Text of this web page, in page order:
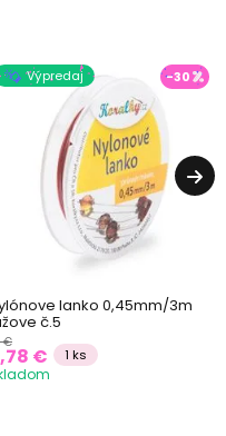
Výpredaj -30
lanko 0,45mm/3m
č.5
€
€ 1 ks